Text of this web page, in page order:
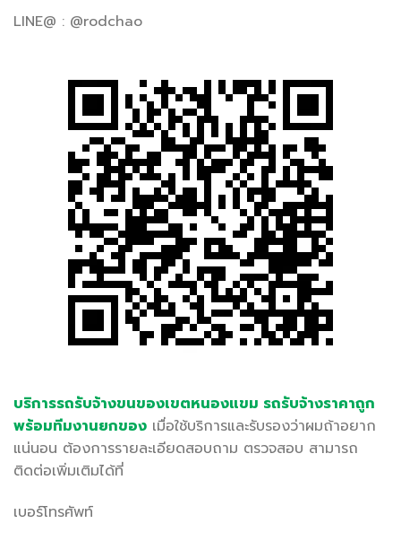
LINE@ : @rodchao
บริการรถรับจ้างขนของเขตหนองแขม รถรับจ้างราคาถูก
พร้อมทีมงานยกของ เมื่อใช้บริการและรับรองว่าผมถ้าอยาก
แน่นอน ต้องการรายละเอียดสอบถาม ตรวจสอบ สามารถ
ติดต่อเพิ่มเติมได้ที่
เบอร์โทรศัพท์